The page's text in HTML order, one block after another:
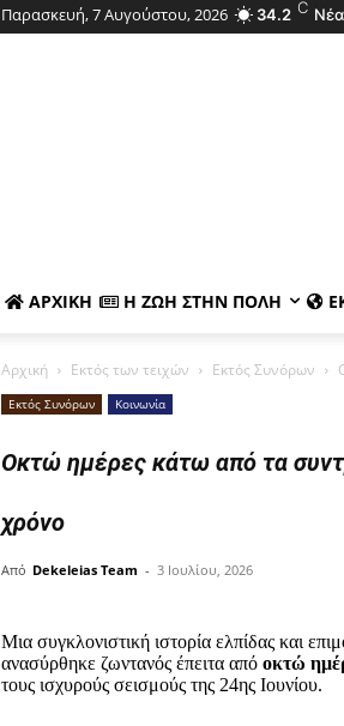
Παρασκευή, 7 Αυγούστου, 2026 34.2 C
ΑΡΧΙΚΉ Η ΖΩΉ ΣΤΗΝ ΠΌΛΗ
Αρχική Εκτός των τειχών Εκτός Συνόρων
Εκτός Συνόρων Κοινωνία
Οκτώ ημέρες κάτω από τα
χρόνο
Από Dekeleias Team - 3 Ιουλίου, 2026
Μια συγκλονιστική ιστορία ελπίδας και
ανασύρθηκε ζωντανός έπειτα από οκτώ
τους ισχυρούς σεισμούς της 24ης Ιουνίου.